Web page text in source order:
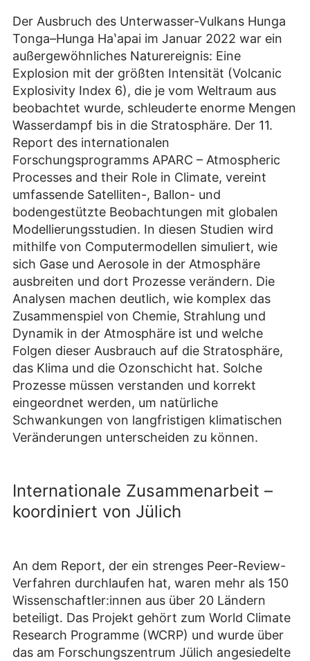
Der Ausbruch des Unterwasser-Vulkans Hunga
Tonga–Hunga Haʽapai im Januar 2022 war ein
außergewöhnliches Naturereignis: Eine
Explosion mit der größten Intensität (Volcanic
Explosivity Index 6), die je vom Weltraum aus
beobachtet wurde, schleuderte enorme Mengen
Wasserdampf bis in die Stratosphäre. Der 11.
Report des internationalen
Forschungsprogramms APARC – Atmospheric
Processes and their Role in Climate, vereint
umfassende Satelliten-, Ballon- und
bodengestützte Beobachtungen mit globalen
Modellierungsstudien. In diesen Studien wird
mithilfe von Computermodellen simuliert, wie
sich Gase und Aerosole in der Atmosphäre
ausbreiten und dort Prozesse verändern. Die
Analysen machen deutlich, wie komplex das
Zusammenspiel von Chemie, Strahlung und
Dynamik in der Atmosphäre ist und welche
Folgen dieser Ausbrauch auf die Stratosphäre,
das Klima und die Ozonschicht hat. Solche
Prozesse müssen verstanden und korrekt
eingeordnet werden, um natürliche
Schwankungen von langfristigen klimatischen
Veränderungen unterscheiden zu können.
Internationale Zusammenarbeit –
koordiniert von Jülich
An dem Report, der ein strenges Peer-Review-
Verfahren durchlaufen hat, waren mehr als 150
Wissenschaftler:innen aus über 20 Ländern
beteiligt. Das Projekt gehört zum World Climate
Research Programme (WCRP) und wurde über
das am Forschungszentrum Jülich angesiedelte